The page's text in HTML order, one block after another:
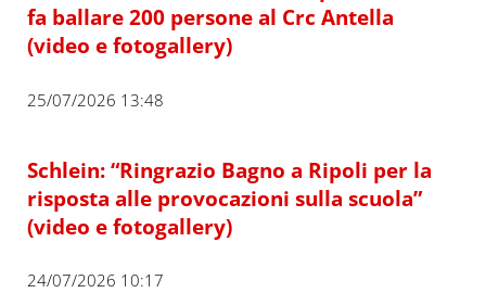
fa ballare 200 persone al Crc Antella
(video e fotogallery)
25/07/2026 13:48
Schlein: “Ringrazio Bagno a Ripoli per la
risposta alle provocazioni sulla scuola”
(video e fotogallery)
24/07/2026 10:17